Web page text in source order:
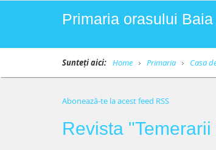
Primaria orasului
Sunteți aici: Home Primaria Casa
Abonează-te la acest feed RSS
Revista